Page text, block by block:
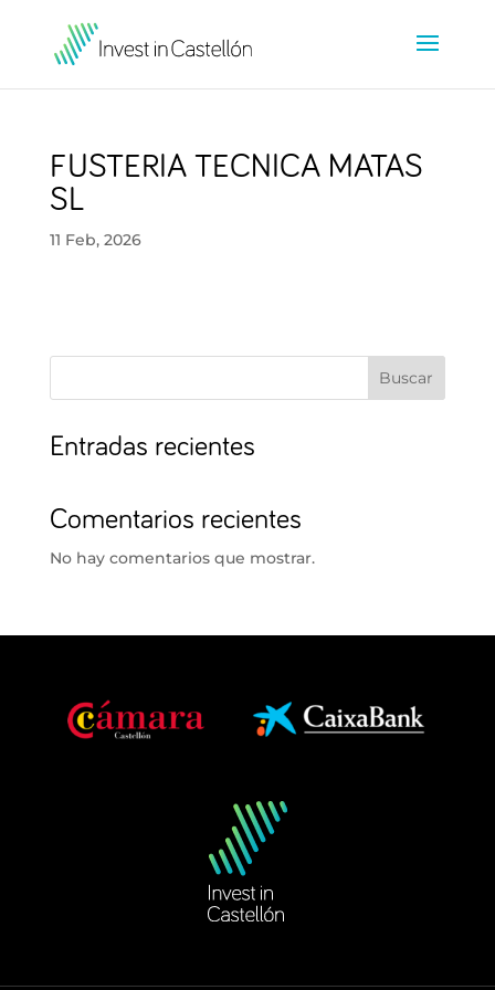
FUSTERIA TECNICA MATAS
SL
11 Feb, 2026
Buscar
Entradas recientes
Comentarios recientes
No hay comentarios que mostrar.